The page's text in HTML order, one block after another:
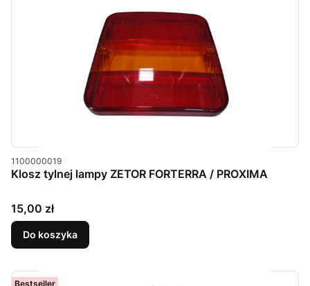
Kod produktu
1100000019
Klosz tylnej lampy ZETOR FORTERRA / PROXIMA
Cena
15,00 zł
Do koszyka
Bestseller